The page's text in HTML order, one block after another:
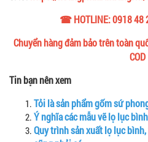
☎ HOTLINE: 0918 48
Chuyển hàng đảm bảo trên toàn
COD
Tin bạn nên xem
Tỏi là sản phẩm gốm sứ
Ý nghĩa các mẫu vẽ lọ lục
Quy trình sản xuất lọ lục